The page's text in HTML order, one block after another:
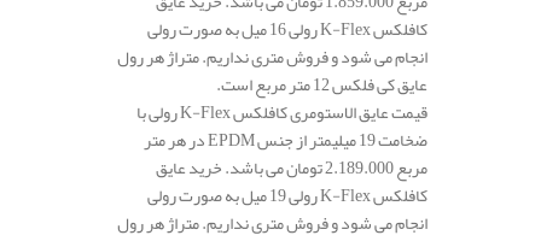
کافلکس K-Flex رولی 16 میل به صورت رولی
انجام می شود و فروش متری نداریم. متراژ هر رول
عایق کی فلکس 12 متر مربع است.
قیمت عایق الاستومری کافلکس K-Flex رولی با
ضخامت 19 میلیمتر از جنس EPDM در هر متر
مربع 2.189.000 تومان می باشد. خرید عایق
کافلکس K-Flex رولی 19 میل به صورت رولی
انجام می شود و فروش متری نداریم. متراژ هر رول